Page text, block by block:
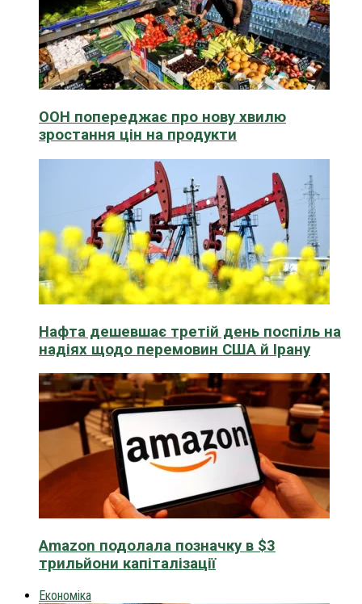
ООН попереджає про нову хвилю
зростання цін на продукти
Нафта дешевшає третій день поспіль на
надіях щодо перемовин США й Ірану
Amazon подолала позначку в $3
трильйони капіталізації
Економіка